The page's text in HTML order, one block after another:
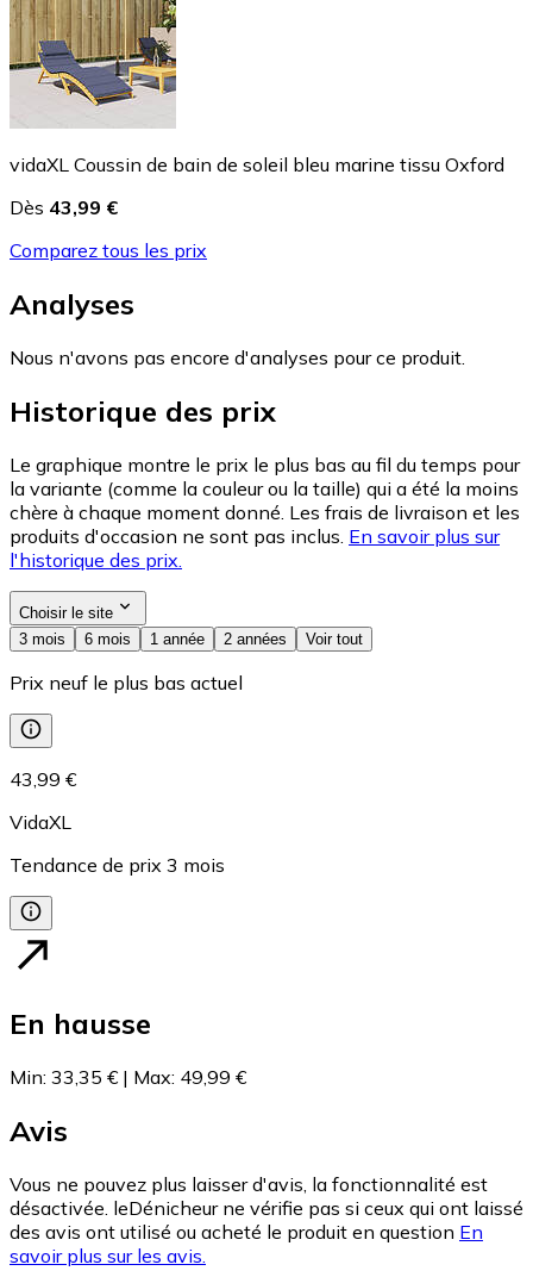
vidaXL Coussin de bain de soleil bleu marine tissu Oxford
Dès 43,99 €
Comparez tous les prix
Analyses
Nous n'avons pas encore d'analyses pour ce produit.
Historique des prix
Le graphique montre le prix le plus bas au fil du temps pour
la variante (comme la couleur ou la taille) qui a été la moins
chère à chaque moment donné. Les frais de livraison et les
produits d'occasion ne sont pas inclus. En savoir plus sur
l'historique des prix.
Choisir le site
3 mois
6 mois 1 année 2 années Voir tout
Prix neuf le plus bas actuel
43,99 €
VidaXL
Tendance de prix 3 mois
En hausse
Min: 33,35 € | Max: 49,99 €
Avis
Vous ne pouvez plus laisser d'avis, la fonctionnalité est
désactivée. leDénicheur ne vérifie pas si ceux qui ont laissé
des avis ont utilisé ou acheté le produit en question En
savoir plus sur les avis.